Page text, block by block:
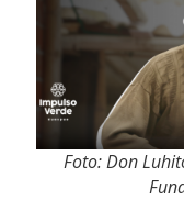
Foto: Don